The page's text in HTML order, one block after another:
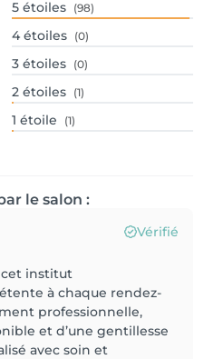
5 étoiles (98)
4 étoiles (0)
3 étoiles (0)
2 étoiles (1)
1 étoile (1)
le salon :
Vérifié
institut
à chaque rendez-
professionnelle,
et d’une gentillesse
avec soin et